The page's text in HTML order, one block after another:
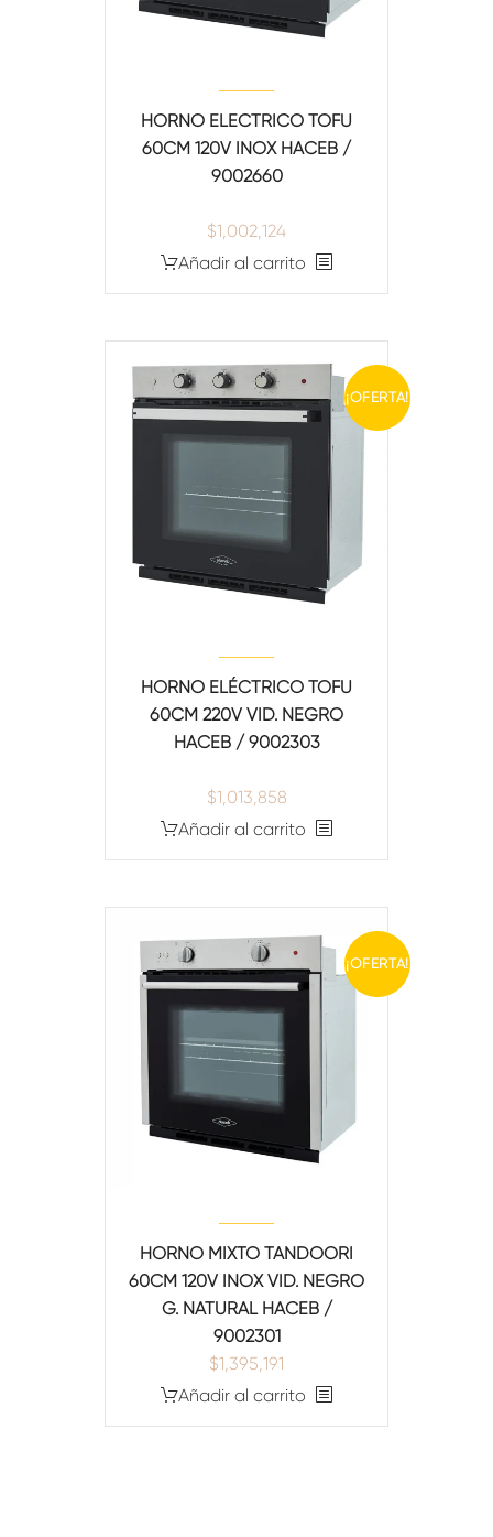
HORNO ELECTRICO TOFU
60CM 120V INOX HACEB /
9002660
$1,002,124
Añadir al carrito
¡OFERTA!
HORNO ELÉCTRICO TOFU
60CM 220V VID. NEGRO
HACEB / 9002303
$1,013,858
Añadir al carrito
¡OFERTA!
HORNO MIXTO TANDOORI
60CM 120V INOX VID. NEGRO
G. NATURAL HACEB /
9002301
$1,395,191
Añadir al carrito